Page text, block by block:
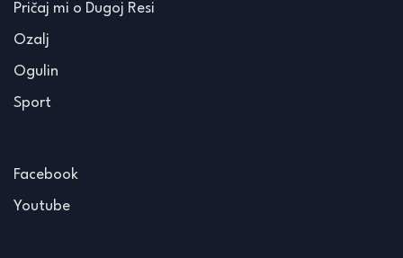
Pričaj mi o Dugoj Resi
Ozalj
Ogulin
Sport
Facebook
Youtube